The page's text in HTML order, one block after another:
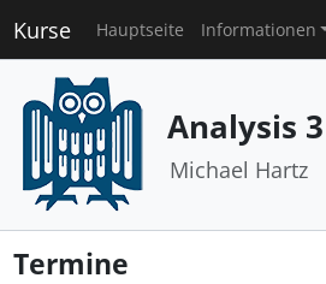
Kurse Hauptseite Informationen
Analysis 3
Michael Hartz
Termine